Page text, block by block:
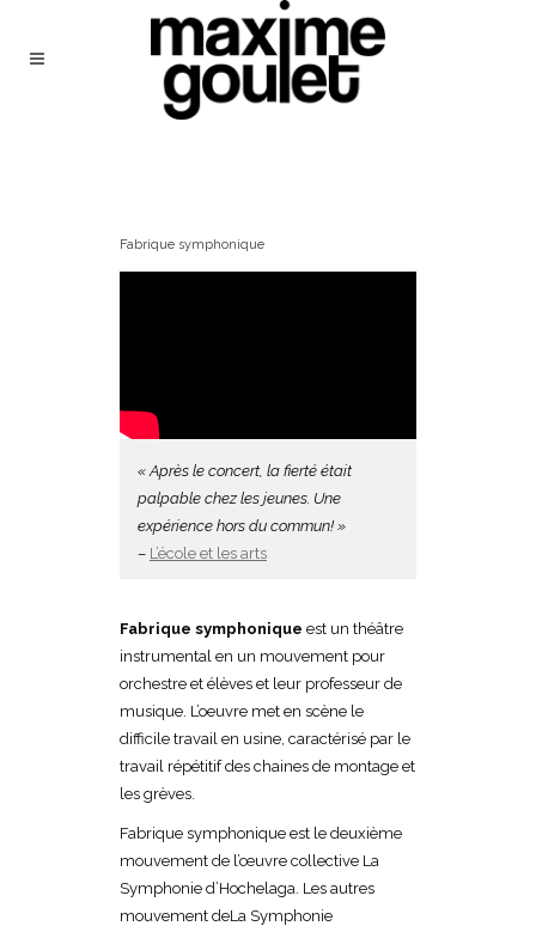
Fabrique symphonique
« Après le concert, la fierté était
palpable chez les jeunes. Une
expérience hors du commun! »
– L’école et les arts
Fabrique symphonique est un théâtre
instrumental en un mouvement pour
orchestre et élèves et leur professeur de
musique. L’oeuvre met en scène le
difficile travail en usine, caractérisé par le
travail répétitif des chaines de montage et
les grèves.
Fabrique symphonique est le deuxième
mouvement de l’œuvre collective La
Symphonie d’Hochelaga. Les autres
mouvement deLa Symphonie